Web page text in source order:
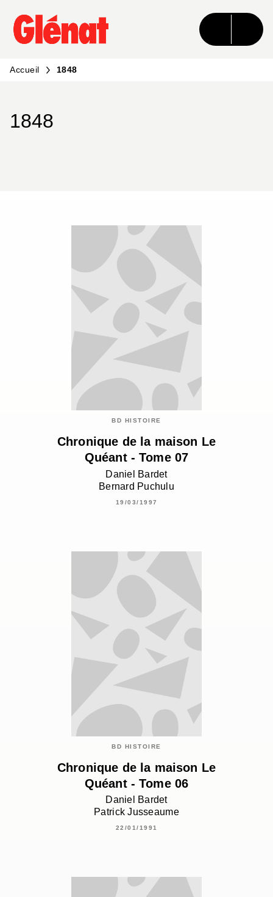
MENU RECHERCHE CONTENU
PIED DE PAGE
Accueil 1848
1848
BD HISTOIRE
Chronique de la maison Le
Quéant - Tome 07
Daniel Bardet
Bernard Puchulu
19/03/1997
BD HISTOIRE
Chronique de la maison Le
Quéant - Tome 06
Daniel Bardet
Patrick Jusseaume
22/01/1991